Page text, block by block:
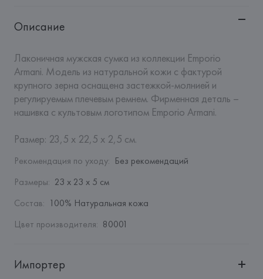
Описание
Лаконичная мужская сумка из коллекции Emporio
Armani. Модель из натуральной кожи с фактурой
крупного зерна оснащена застежкой-молнией и
регулируемым плечевым ремнем. Фирменная деталь –
нашивка с культовым логотипом Emporio Armani.
Размер: 23,5 х 22,5 х 2,5 см.
Рекомендация по уходу: Без рекомендаций
Размеры: 23 х 23 х 5 см
Состав: 100% Натуральная кожа
Цвет производителя: 80001
Импортер